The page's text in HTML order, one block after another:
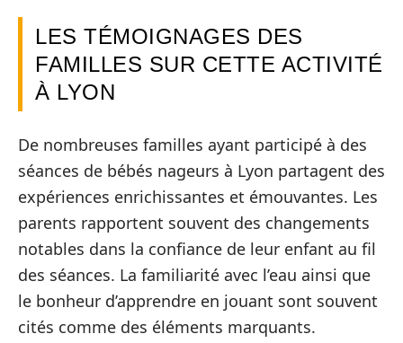
LES TÉMOIGNAGES DES
FAMILLES SUR CETTE ACTIVITÉ
À LYON
De nombreuses familles ayant participé à des
séances de bébés nageurs à Lyon partagent des
expériences enrichissantes et émouvantes. Les
parents rapportent souvent des changements
notables dans la confiance de leur enfant au fil
des séances. La familiarité avec l’eau ainsi que
le bonheur d’apprendre en jouant sont souvent
cités comme des éléments marquants.